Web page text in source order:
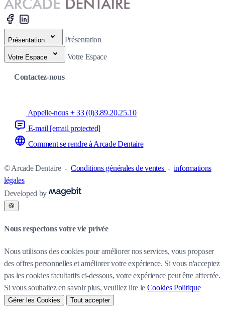
Présentation Présentation
Votre Espace Votre Espace
Contactez-nous
Appelle-nous + 33 (0)3.89.20.25.10
E-mail [email protected]
Comment se rendre à Arcade Dentaire
© Arcade Dentaire - Conditions générales de ventes - informations
légales
Developed by
🍪
Nous respectons votre vie privée
Nous utilisons des cookies pour améliorer nos services, vous proposer
des offres personnelles et améliorer votre expérience. Si vous n'acceptez
pas les cookies facultatifs ci-dessous, votre expérience peut être affectée.
Si vous souhaitez en savoir plus, veuillez lire le Cookies Politique
Gérer les Cookies Tout accepter